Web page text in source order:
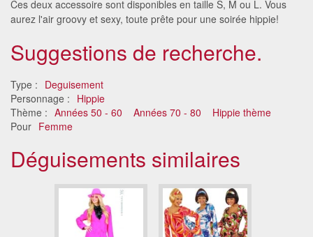
Ces deux accessoire sont disponibles en taille S, M ou L. Vous
aurez l'air groovy et sexy, toute prête pour une soirée hippie!
Suggestions de recherche.
Type : Deguisement
Personnage : Hippie
Thème : Années 50 - 60 Années 70 - 80
Hippie thème
Pour Femme
Déguisements similaires